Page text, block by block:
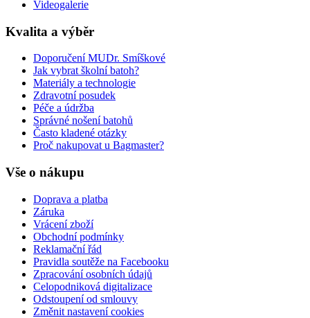
Videogalerie
Kvalita a výběr
Doporučení MUDr. Smíškové
Jak vybrat školní batoh?
Materiály a technologie
Zdravotní posudek
Péče a údržba
Správné nošení batohů
Často kladené otázky
Proč nakupovat u Bagmaster?
Vše o nákupu
Doprava a platba
Záruka
Vrácení zboží
Obchodní podmínky
Reklamační řád
Pravidla soutěže na Facebooku
Zpracování osobních údajů
Celopodniková digitalizace
Odstoupení od smlouvy
Změnit nastavení cookies